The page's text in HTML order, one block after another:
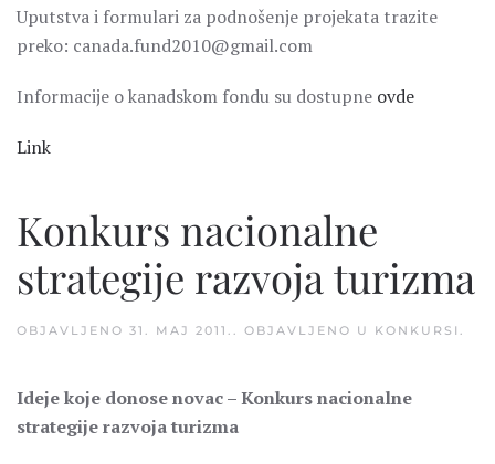
Uputstva i formulari za podnošenje projekata trazite
preko: canada.fund2010@gmail.com
Informacije o kanadskom fondu su dostupne ovde
Link
Konkurs nacionalne
strategije razvoja turizma
OBJAVLJENO 31. MAJ 2011. . OBJAVLJENO U KONKURSI .
Ideje koje donose novac – Konkurs nacionalne
strategije razvoja turizma